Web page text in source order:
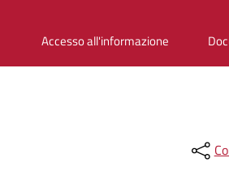
Accesso all'informazione